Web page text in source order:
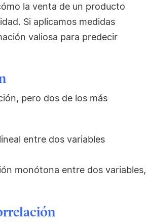
la venta de un producto
Si aplicamos medidas
valiosa para predecir
pero dos de los más
entre dos variables
monótona entre dos variables,